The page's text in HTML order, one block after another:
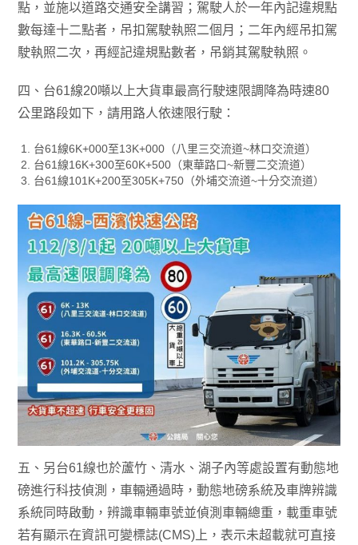
點，並施以道路交通安全講習；駕駛人於一年內記違規點
數每達十二點者，吊扣駕駛執照二個月；二年內經吊扣駕
駛執照二次，再經記違規點數者，吊銷其駕駛執照。
四、台61線20噸以上大貨車最高行駛速限調降為時速80
公里路段如下，請用路人依速限行駛：
台61線6K+000至13K+000（八里三交流道~林口交流道）
台61線16K+300至60K+500（東華路口~新豐二交流道）
台61線101K+200至305K+750（外埔交流道~十分交流道）
五、另台61線也於蘆竹、清水、湖子內等處設置有動態地
磅進行科技偵測，車輛通過時，動態地磅系統及車牌辨識
系統同時啟動，辨識車輛車號並偵測車輛總重，載重車號
若有顯示在資訊可變標誌(CMS)上，表示未超載就可直接